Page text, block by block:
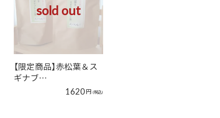
sold out
【限定商品】赤松葉＆ス
ギナブ…
1620円 (税込)